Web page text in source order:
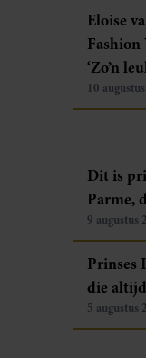
Eloise
Fashion
‘Zo’n
10
Dit is
Parme,
9 augustus
Prinses
die
5 augustus